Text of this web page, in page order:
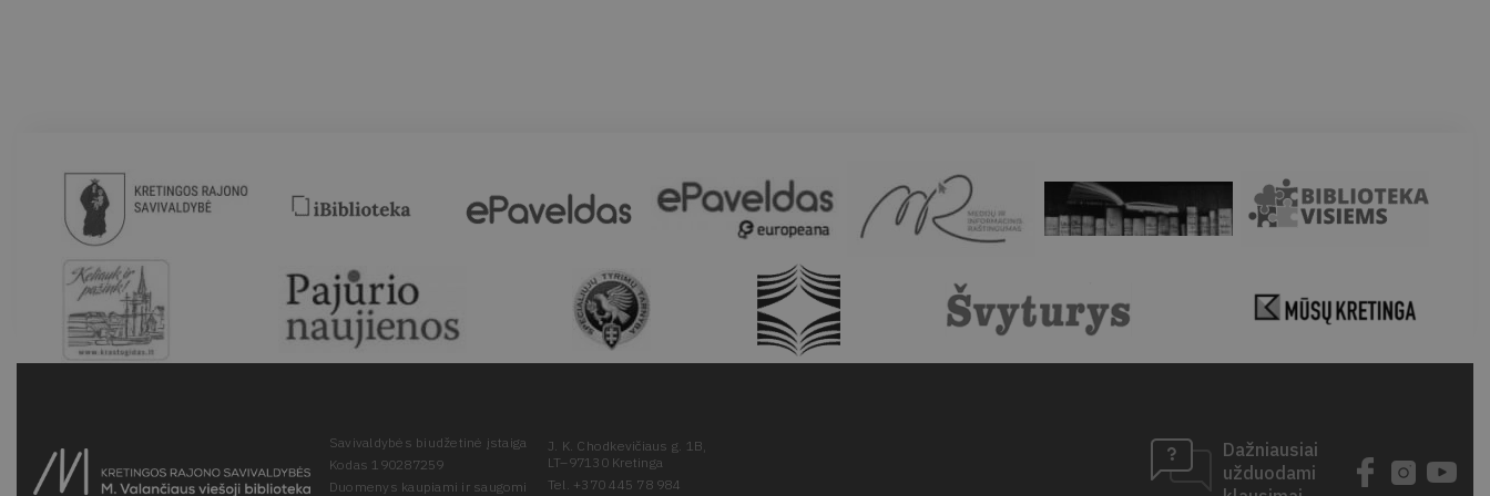
Savivaldybės biudžetinė įstaiga
Kodas 190287259
Duomenys kaupiami ir saugomi
J. K. Chodkevičiaus g. 1B,
LT–97130 Kretinga
Tel. +370 445 78 984
Dažniausiai
užduodami